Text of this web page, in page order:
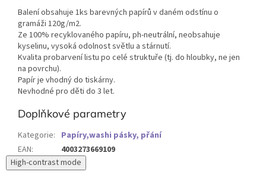
Balení obsahuje 1ks barevných papírů v daném odstínu o
gramáži 120g/m2.
Ze 100% recyklovaného papíru, ph-neutrální, neobsahuje
kyselinu, vysoká odolnost světlu a stárnutí.
Kvalita probarvení listu po celé struktuře (tj. do hloubky, ne jen
na povrchu).
Papír je vhodný do tiskárny.
Nevhodné pro děti do 3 let.
Doplňkové parametry
Kategorie: Papíry,washi pásky, přání
EAN:
4003273669109
High-contrast mode